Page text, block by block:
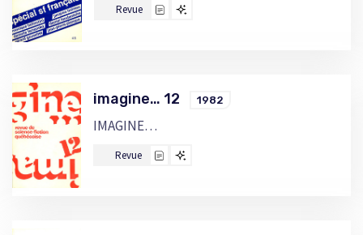
Revue
imagine… 12 1982
IMAGINE…
Revue